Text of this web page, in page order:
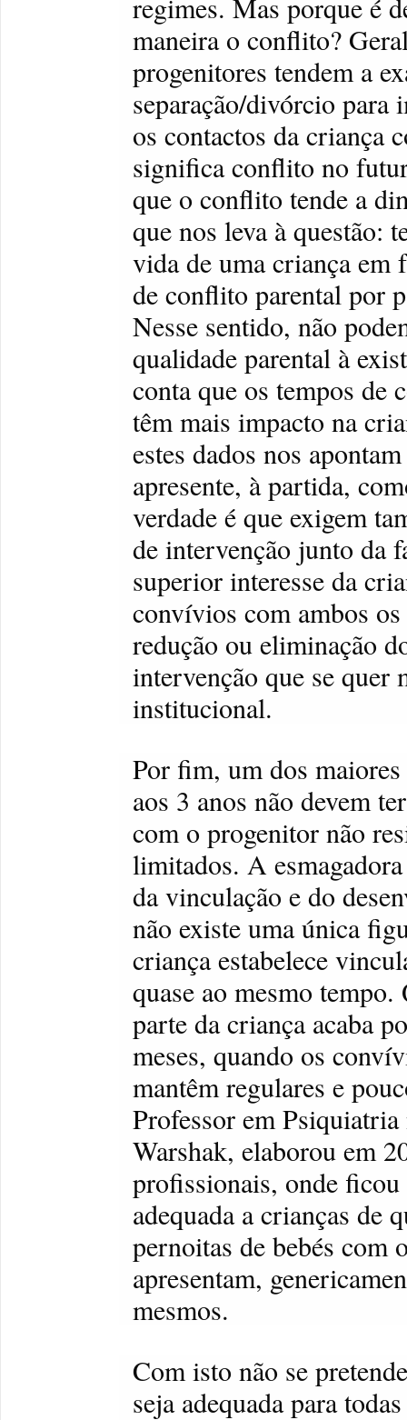
regimes. Mas porque é
maneira o conflito?
progenitores tendem a
separação/divórcio para
os contactos da criança
significa conflito no
que o conflito tende a
que nos leva à questão:
vida de uma criança em
de conflito parental por
Nesse sentido, não
qualidade parental à
conta que os tempos de
têm mais impacto na
estes dados nos
apresente, à partida,
verdade é que exigem
de intervenção junto da
superior interesse da
convívios com ambos
redução ou eliminação
intervenção que se quer
institucional.
Por fim, um dos
aos 3 anos não devem
com o progenitor não
limitados. A
da vinculação e do
não existe uma única
criança estabelece
quase ao mesmo
parte da criança acaba
meses, quando os
mantêm regulares e
Professor em
Warshak, elaborou em
profissionais, onde ficou
adequada a crianças de
pernoitas de bebés com
apresentam,
mesmos.
Com isto não se
seja adequada para